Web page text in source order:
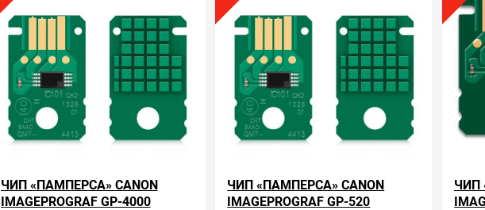
ЧИП «ПАМПЕРСА» CANON
IMAGEPROGRAF GP-4000
ЧИП «ПАМПЕРСА» CANON
IMAGEPROGRAF GP-520
ЧИП